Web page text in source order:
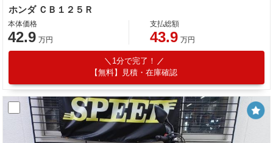
ホンダ ＣＢ１２５Ｒ
本体価格
42.9 万円
支払総額
43.9 万円
1分で完了！
【無料】見積・在庫確認